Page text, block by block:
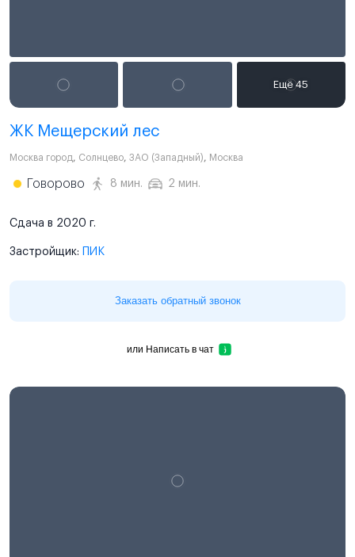
ЖК Мещерский лес
Москва город, Солнцево, ЗАО (Западный), Москва
Говорово 8 мин. 2 мин.
Сдача в 2020 г.
Застройщик: ПИК
Заказать обратный звонок
или Написать в чат